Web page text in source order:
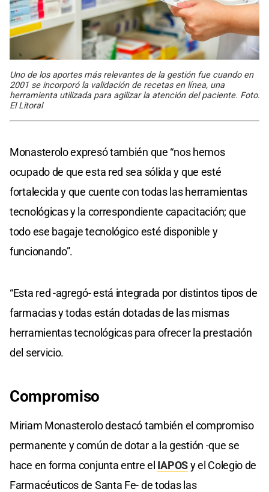
Uno de los aportes más relevantes de la gestión fue cuando en
2001 se incorporó la validación de recetas en línea, una
herramienta utilizada para agilizar la atención del paciente. Foto:
El Litoral
Monasterolo expresó también que “nos hemos
ocupado de que esta red sea sólida y que esté
fortalecida y que cuente con todas las herramientas
tecnológicas y la correspondiente capacitación; que
todo ese bagaje tecnológico esté disponible y
funcionando”.
“Esta red -agregó- está integrada por distintos tipos de
farmacias y todas están dotadas de las mismas
herramientas tecnológicas para ofrecer la prestación
del servicio.
Compromiso
Miriam Monasterolo destacó también el compromiso
permanente y común de dotar a la gestión -que se
hace en forma conjunta entre el IAPOSy el Colegio de
Farmacéuticos de Santa Fe- de todas las